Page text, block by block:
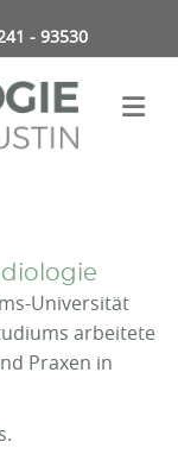
- 93530
Universität
arbeitete
Praxen in